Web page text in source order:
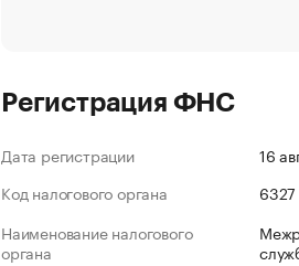
Регистрация ФНС
Дата регистрации
16
Код налогового органа
6327
Наименование налогового
органа